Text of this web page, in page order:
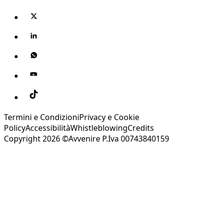
Termini e CondizioniPrivacy e Cookie
PolicyAccessibilitàWhistleblowingCredits
Copyright 2026 ©Avvenire P.Iva 00743840159